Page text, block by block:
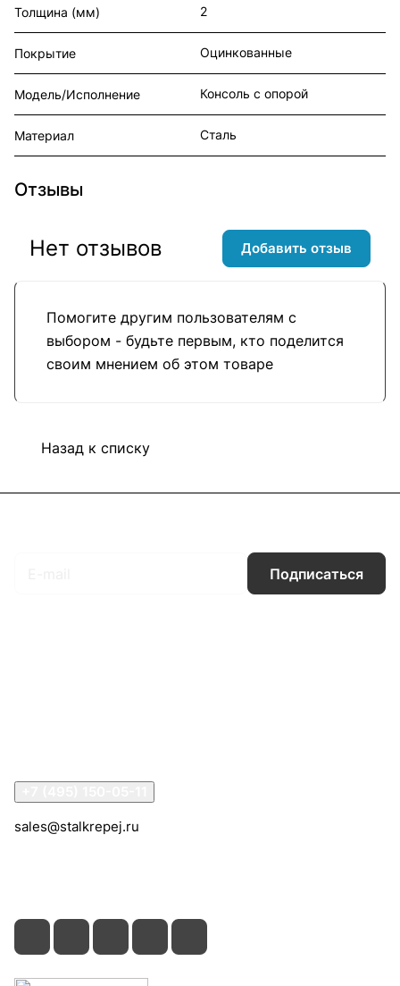
Толщина (мм) 2
Покрытие Оцинкованные
Модель/Исполнение Консоль с опорой
Материал Сталь
Отзывы
Помогите другим пользователям с
выбором - будьте первым, кто поделится
своим мнением об этом товаре
Нет отзывов Добавить отзыв
Назад к списку
Подписаться
sales@stalkrepej.ru